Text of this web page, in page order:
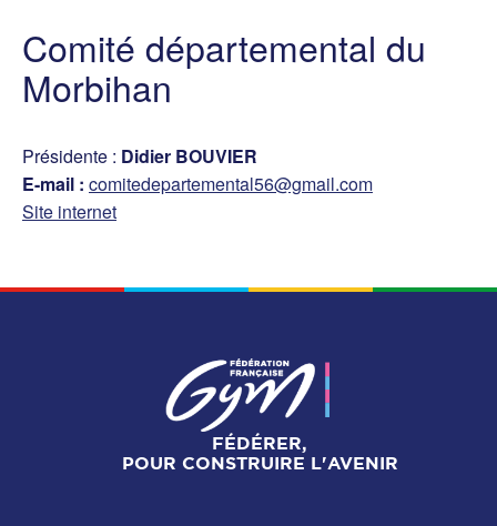
Comité départemental du
Morbihan
Présidente : Didier BOUVIER
E-mail : comitedepartemental56@gmail.com
Site internet
FÉDÉRER,
POUR CONSTRUIRE L'AVENIR